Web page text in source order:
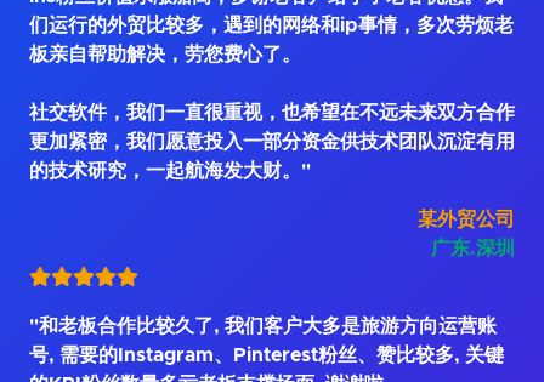
们运行的外贸比较多，遇到的网络和ip事情，多次劳烦老
板亲自帮助解决，劳您费心了。
社交软件，我们一直很重视，也希望在不远未来双方合作
更加紧密，我们愿意投入一部分资金供技术团队沉淀有用
的技术研究，一起航海发大财。"
某外贸公司
广东.深圳
"和老板合作比较久了, 我们客户大多是旅游方向运营账
号, 需要的Instagram、Pinterest粉丝、赞比较多, 关键